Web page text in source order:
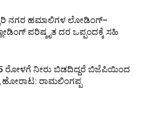
ನಗರ ಹಮಾಲಿಗಳ ಲೋಡಿಂಗ್–
ಪರಿಷ್ಕೃತ ದರ ಒಪ್ಪಂದಕ್ಕೆ ಸಹಿ
ರೋಳಗೆ ನೀರು ಬಿಡದಿದ್ದರೆ ಬಿಜೆಪಿಯಿಂದ
ಹೋರಾಟ: ರಾಮಲಿಂಗಪ್ಪ